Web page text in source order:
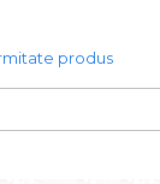
produs